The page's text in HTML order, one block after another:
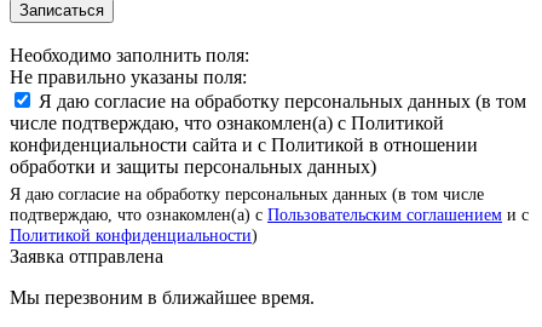
Записаться
Необходимо заполнить поля:
Не правильно указаны поля:
Я даю согласие на обработку персональных данных (в том
числе подтверждаю, что ознакомлен(а) с Политикой
конфиденциальности сайта и с Политикой в отношении
обработки и защиты персональных данных)
Я даю согласие на обработку персональных данных (в том числе
подтверждаю, что ознакомлен(а) с Пользовательским соглашением и с
Политикой конфиденциальности)
Заявка отправлена
Мы перезвоним в ближайшее время.